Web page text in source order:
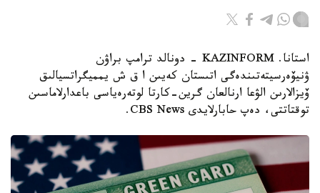
استانا. KAZINFORM - دونالد ترامپ براۋن
ۋنيۆەرسيتەتىندەگى اتىستان كەيىن ا ق ش يمميگراتسيالىق
ۆيزالارىن الۋعا ارنالعان گرين-كارتا لوتەرەياسى باعدارلاماسىن
توقتاتتى، دەپ حابارلايدى CBS News.